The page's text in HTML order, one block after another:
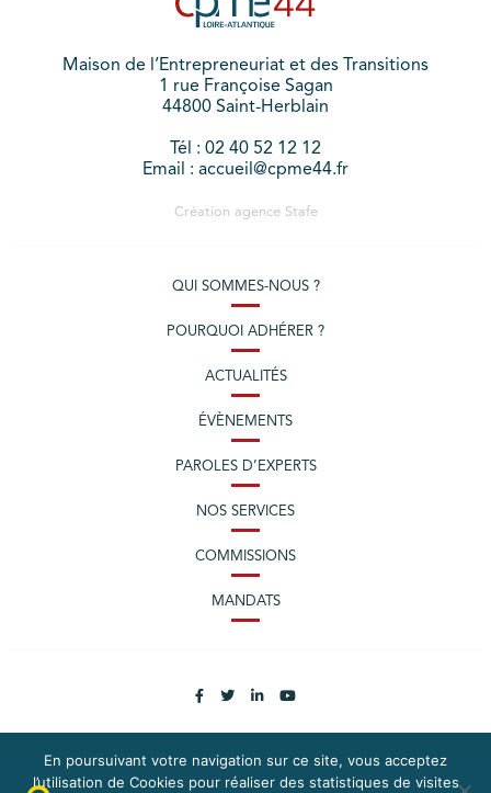
Maison de l’Entrepreneuriat et des Transitions
1 rue Françoise Sagan
44800 Saint-Herblain
Tél : 02 40 52 12 12
Email : accueil@cpme44.fr
Création agence Stafe
QUI SOMMES-NOUS ?
POURQUOI ADHÉRER ?
ACTUALITÉS
ÉVÈNEMENTS
PAROLES D’EXPERTS
NOS SERVICES
COMMISSIONS
MANDATS
En poursuivant votre navigation sur ce site, vous acceptez
l’utilisation de Cookies pour réaliser des statistiques de visites